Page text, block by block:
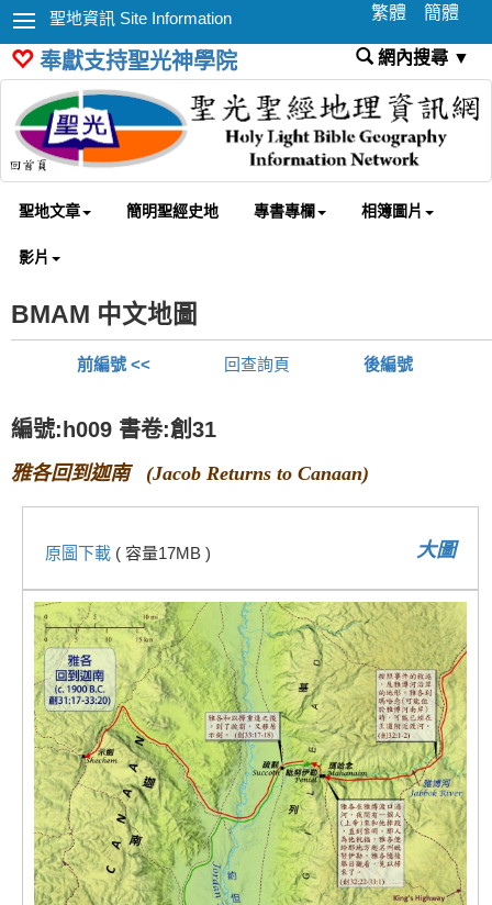
聖地資訊 Site Information 繁體 簡體
奉獻支持聖光神學院 網內搜尋 ▼
聖地文章 簡明聖經史地 專書專欄 相簿圖片
影片
BMAM 中文地圖
前編號 << 後編號
回查詢頁
編號:h009 書卷:創31
雅各回到迦南 (Jacob Returns to Canaan)
原圖下載 ( 容量17MB ) 大圖